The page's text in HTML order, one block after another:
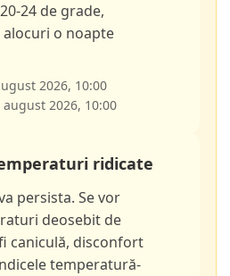
24 de grade,
o noapte
2026, 10:00
2026, 10:00
ridicate
persista. Se vor
deosebit de
caniculă, disconfort
temperatură-